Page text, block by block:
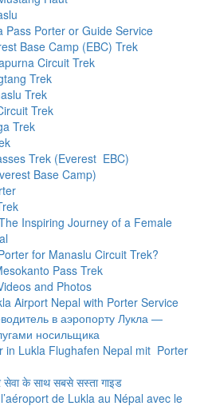
Pass Porter or Guide Service
Base Camp (EBC) Trek
Circuit Trek
Trek
Trek
Trek
Trek
Trek (Everest EBC)
Base Camp)
Inspiring Journey of a Female
for Manaslu Circuit Trek?
Pass Trek
and Photos
Airport Nepal with Porter Service
в аэропорту Лукла —
носильщика
in Lukla Flughafen Nepal mit Porter
सेवा के साथ सबसे सस्ता गाइड
de Lukla au Népal avec le